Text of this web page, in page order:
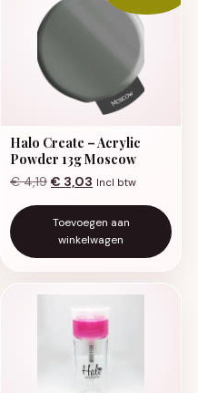
€ 4,19.
3,03.
Halo Create – Acrylic
Powder 13g Moscow
€4,19 Oorspronkelijke prijs
€ 3,03 Huidige prijs is: €
Incl btw
Toevoegen aan
winkelwagen